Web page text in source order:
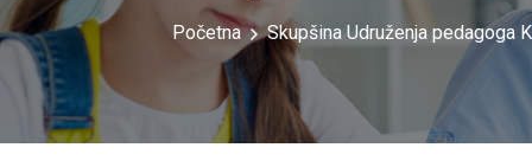
Početna Skupšina Udruženja pedagoga